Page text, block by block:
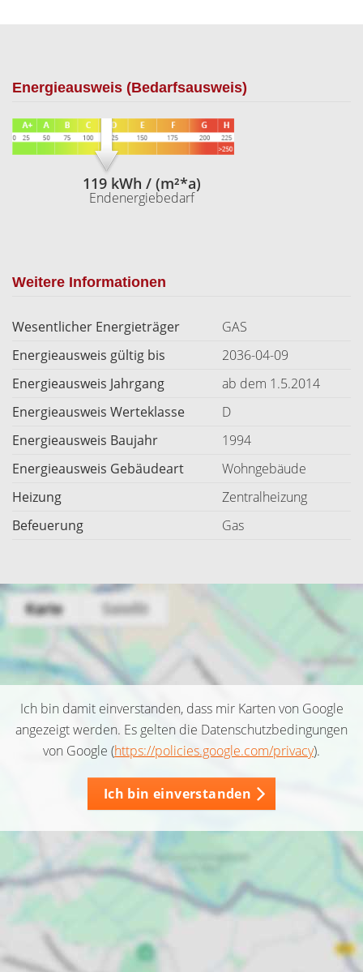
Energieausweis (Bedarfsausweis)
119 kWh / (m²*a)
Endenergiebedarf
Weitere Informationen
Wesentlicher Energieträger
GAS
Energieausweis gültig bis
2036-04-09
Energieausweis Jahrgang
ab dem 1.5.2014
Energieausweis Werteklasse
D
Energieausweis Baujahr
1994
Energieausweis Gebäudeart
Wohngebäude
Heizung
Zentralheizung
Befeuerung
Gas
Ich bin damit einverstanden, dass mir Karten von Google
angezeigt werden. Es gelten die Datenschutzbedingungen
von Google (https://policies.google.com/privacy).
Ich bin einverstanden